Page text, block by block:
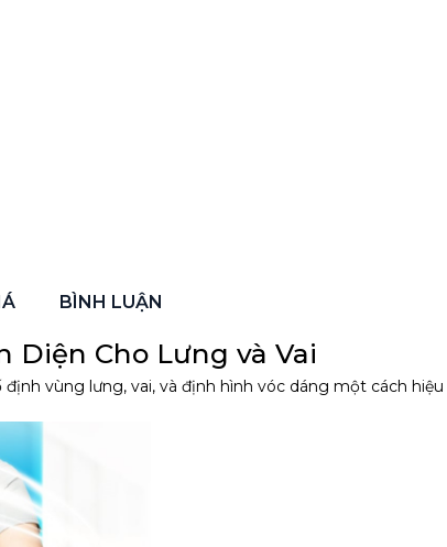
BÌNH LUẬN
Diện Cho Lưng và Vai
vùng lưng, vai, và định hình vóc dáng một cách hiệu